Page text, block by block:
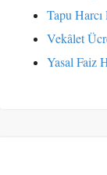
Tapu Harcı
Vekâlet
Yasal Faiz